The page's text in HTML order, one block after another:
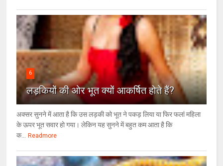
6
लड़कियों की ओर भूत क्‍यों आकर्षित होते हैं?
अक्सर सुनने में आता है कि उस लड़की को भूत ने पकड़ लिया या फिर फलां महिला
के ऊपर भूत सवार हो गया। लेकिन यह सुनने में बहुत कम आता है कि
क...
Readmore